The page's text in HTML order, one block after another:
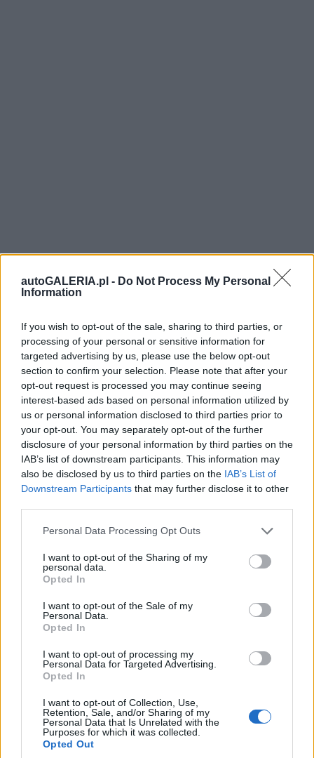
autoGALERIA.pl - Do Not Process My Personal
Information
If you wish to opt-out of the sale, sharing to third parties, or
processing of your personal or sensitive information for
targeted advertising by us, please use the below opt-out
section to confirm your selection. Please note that after your
opt-out request is processed you may continue seeing
interest-based ads based on personal information utilized by
us or personal information disclosed to third parties prior to
your opt-out. You may separately opt-out of the further
disclosure of your personal information by third parties on the
IAB’s list of downstream participants. This information may
also be disclosed by us to third parties on the IAB’s List of
Downstream Participants that may further disclose it to other
Please note that this website/app uses one or more Google
not limited to your visit or usage behaviour. You may click to
grant or deny consent to Google and its third-party tags to
use your data for below specified purposes in below Google
consent section.
Personal Data Processing Opt Outs
I want to opt-out of the Sharing of my
personal data.
Opted In
I want to opt-out of the Sale of my
Personal Data.
Opted In
I want to opt-out of processing my
Personal Data for Targeted Advertising.
Opted In
I want to opt-out of Collection, Use,
Retention, Sale, and/or Sharing of my
Personal Data that Is Unrelated with the
Purposes for which it was collected.
Opted Out